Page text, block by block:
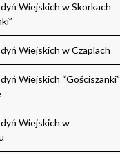
Wiejskich w Skorkach
Wiejskich w Czaplach
Wiejskich “Gościszanki”
Wiejskich w